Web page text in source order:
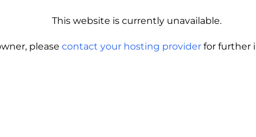
This website is currently unavailable.
please contact your hosting provider for further